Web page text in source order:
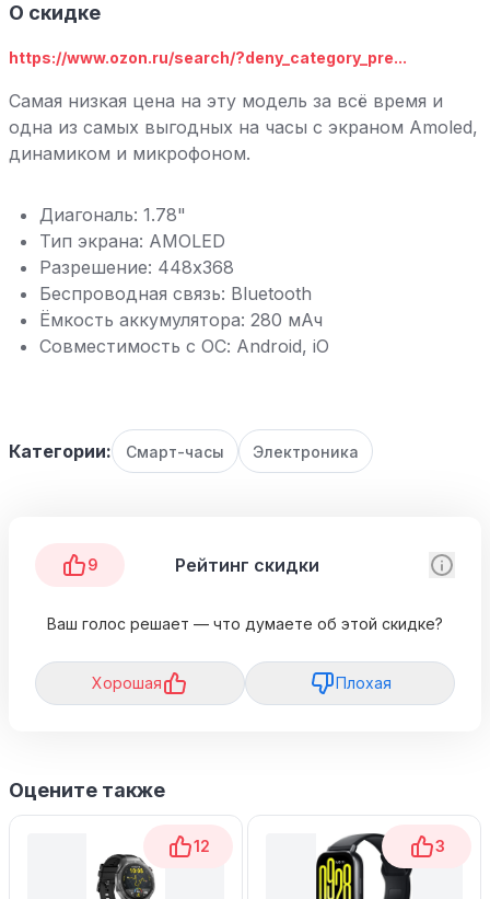
О скидке
https://www.ozon.ru/search/?deny_category_pre...
Самая низкая цена на эту модель за всё время и
одна из самых выгодных на часы с экраном Amoled,
динамиком и микрофоном.
Диагональ: 1.78"
Тип экрана: AMOLED
Разрешение: 448х368
Беспроводная связь: Bluetooth
Ёмкость аккумулятора: 280 мАч
Совместимость с ОС: Android, iO
Категории: Смарт-часы Электроника
9 Рейтинг скидки
Ваш голос решает — что думаете об этой скидке?
Хорошая Плохая
Оцените также
12 3